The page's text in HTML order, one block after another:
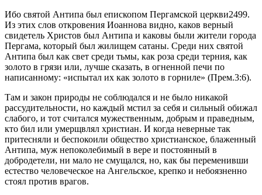
Ибо святой Антипа был епископом Пергамской церкви2499.
Из этих слов откровения Иоаннова видно, каков верный
свидетель Христов был Антипа и каковы были жители города
Пергама, который был жилищем сатаны. Среди них святой
Антипа был как свет среди тьмы, как роза среди терния, как
золото в грязи или, лучше сказать, в огненной печи по
написанному: «испытал их как золото в горниле» (Прем.3:6).
Там и закон природы не соблюдался и не было никакой
рассудительности, но каждый мстил за себя и сильный обижал
слабого, и тот считался мужественным, добрым и праведным,
кто бил или умерщвлял христиан. И когда неверные так
притесняли и беспокоили общество христианское, блаженный
Антипа, муж непоколебимый в вере и постоянный в
добродетели, ни мало не смущался, но, как бы переменивши
естество человеческое на Ангельское, крепко и небоязненно
стоял против врагов.